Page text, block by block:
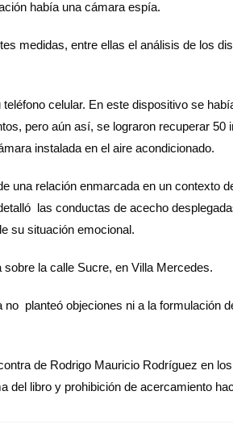
había una cámara espía.
medidas, entre ellas el análisis de los
celular. En este dispositivo se
pero aún así, se lograron recuperar 50
instalada en el aire acondicionado.
una relación enmarcada en un contexto
las conductas de acecho
su situación emocional.
la calle Sucre, en Villa Mercedes.
planteó objeciones ni a la formulación
de Rodrigo Mauricio Rodríguez en
libro y prohibición de acercamiento